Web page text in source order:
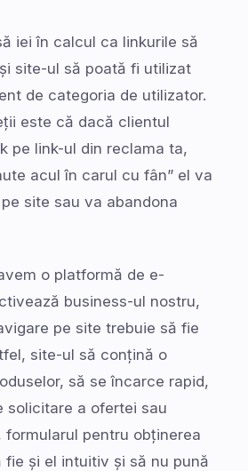
iei în calcul ca linkurile să
site-ul să poată fi utilizat
de categoria de utilizator.
este că dacă clientul
pe link-ul din reclama ta,
acul în carul cu fân” el va
site sau va abandona
o platformă de e-
business-ul nostru,
pe site trebuie să fie
site-ul să conțină o
să se încarce rapid,
solicitare a ofertei sau
formularul pentru obținerea
fie și el intuitiv și să nu pună